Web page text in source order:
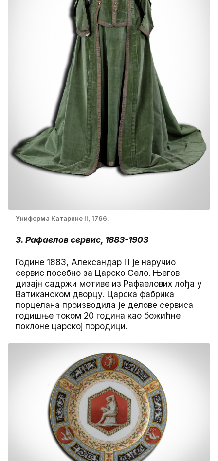
Униформа Катарине II, 1766.
3. Рафаелов сервис, 1883-1903
Године 1883, Александар III је наручио
сервис посебно за Царско Село. Његов
дизајн садржи мотиве из Рафаелових лођа у
Ватиканском дворцу. Царска фабрика
порцелана производила је делове сервиса
годишње током 20 година као божићне
поклоне царској породици.